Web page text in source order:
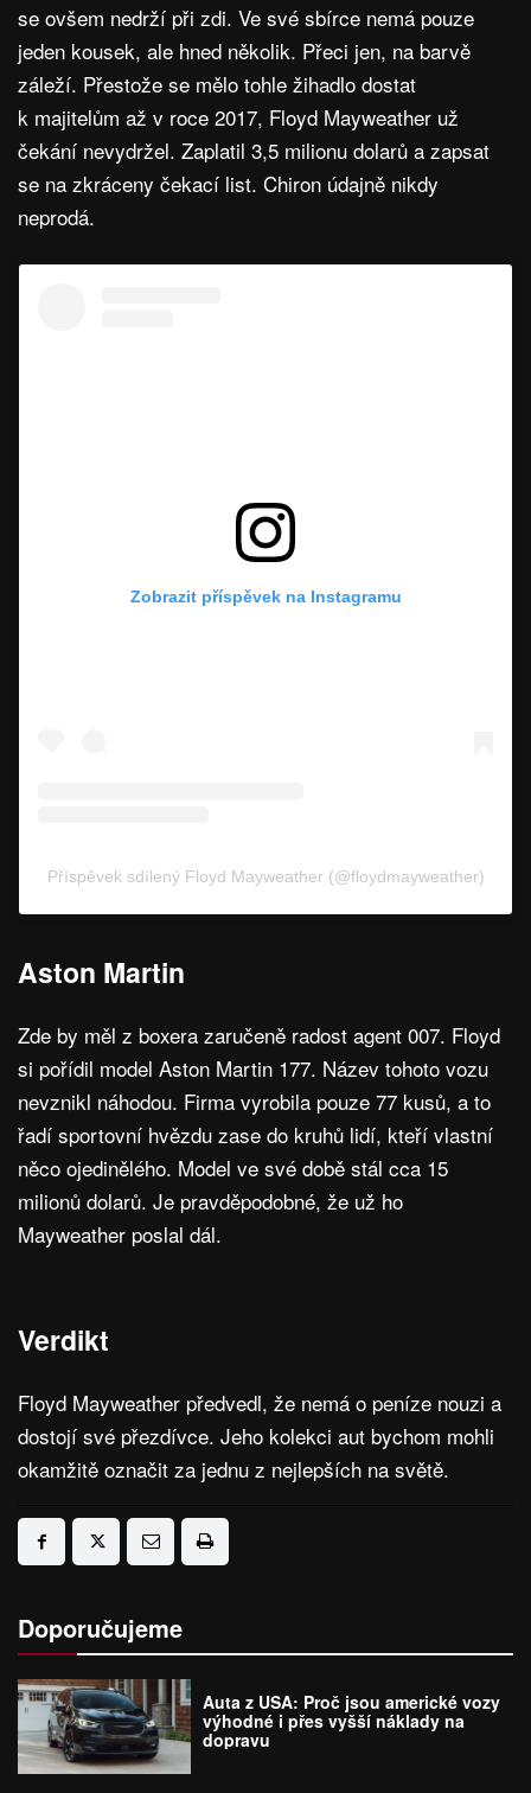
se ovšem nedrží při zdi. Ve své sbírce nemá pouze
jeden kousek, ale hned několik. Přeci jen, na barvě
záleží. Přestože se mělo tohle žihadlo dostat
k majitelům až v roce 2017, Floyd Mayweather už
čekání nevydržel. Zaplatil 3,5 milionu dolarů a zapsat
se na zkráceny čekací list. Chiron údajně nikdy
neprodá.
Zobrazit příspěvek na Instagramu
Příspěvek sdílený Floyd Mayweather (@floydmayweather)
Aston Martin
Zde by měl z boxera zaručeně radost agent 007. Floyd
si pořídil model Aston Martin 177. Název tohoto vozu
nevznikl náhodou. Firma vyrobila pouze 77 kusů, a to
řadí sportovní hvězdu zase do kruhů lidí, kteří vlastní
něco ojedinělého. Model ve své době stál cca 15
milionů dolarů. Je pravděpodobné, že už ho
Mayweather poslal dál.
Verdikt
Floyd Mayweather předvedl, že nemá o peníze nouzi a
dostojí své přezdívce. Jeho kolekci aut bychom mohli
okamžitě označit za jednu z nejlepších na světě.
Doporučujeme
Auta z USA: Proč jsou americké vozy
výhodné i přes vyšší náklady na
dopravu